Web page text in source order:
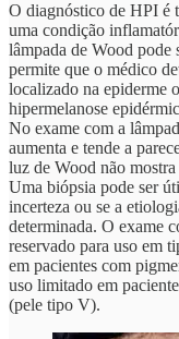
O diagnóstico de HPI é
uma condição
lâmpada de Wood
permite que o médico
localizado na epiderme
hipermelanose
No exame com a
aumenta e tende a
luz de Wood não
Uma biópsia pode ser
incerteza ou se a
determinada. O exame
reservado para uso em
em pacientes com
uso limitado em
(pele tipo V).